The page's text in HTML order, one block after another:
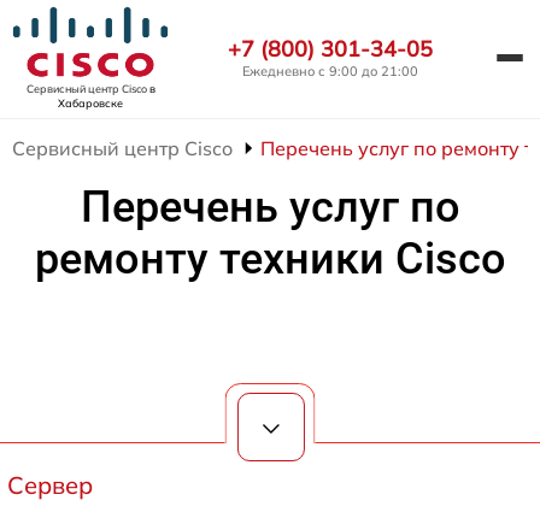
Сервисный центр Ciscoв
Хабаровске
+7 (800) 301-34-05
Ежедневно с 9:00 до 21:00
Сервисный центр Cisco Перечень услуг по ремонту
Перечень услуг по
ремонту техники Cisco
Сервер